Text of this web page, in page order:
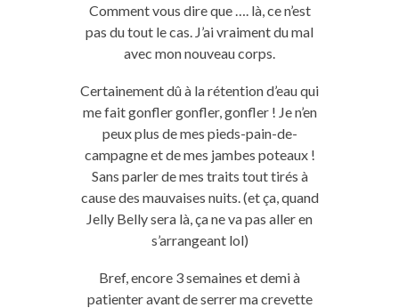
Comment vous dire que …. là, ce n’est
pas du tout le cas. J’ai vraiment du mal
avec mon nouveau corps.
Certainement dû à la rétention d’eau qui
me fait gonfler gonfler, gonfler ! Je n’en
peux plus de mes pieds-pain-de-
campagne et de mes jambes poteaux !
Sans parler de mes traits tout tirés à
cause des mauvaises nuits. (et ça, quand
Jelly Belly sera là, ça ne va pas aller en
s’arrangeant lol)
Bref, encore 3 semaines et demi à
patienter avant de serrer ma crevette